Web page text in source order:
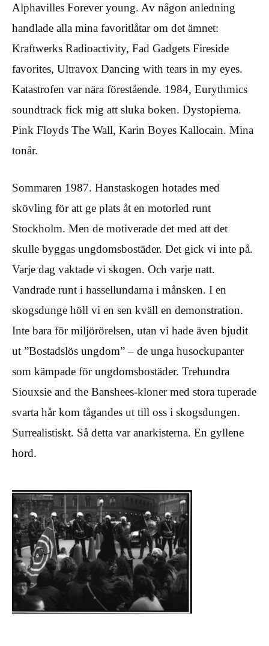
Alphavilles Forever young. Av någon anledning
handlade alla mina favoritlåtar om det ämnet:
Kraftwerks Radioactivity, Fad Gadgets Fireside
favorites, Ultravox Dancing with tears in my eyes.
Katastrofen var nära förestående. 1984, Eurythmics
soundtrack fick mig att sluka boken. Dystopierna.
Pink Floyds The Wall, Karin Boyes Kallocain. Mina
tonår.
Sommaren 1987. Hanstaskogen hotades med
skövling för att ge plats åt en motorled runt
Stockholm. Men de motiverade det med att det
skulle byggas ungdomsbostäder. Det gick vi inte på.
Varje dag vaktade vi skogen. Och varje natt.
Vandrade runt i hassellundarna i månsken. I en
skogsdunge höll vi en sen kväll en demonstration.
Inte bara för miljörörelsen, utan vi hade även bjudit
ut ”Bostadslös ungdom” – de unga husockupanter
som kämpade för ungdomsbostäder. Trehundra
Siouxsie and the Banshees-kloner med stora tuperade
svarta hår kom tågandes ut till oss i skogsdungen.
Surrealistiskt. Så detta var anarkisterna. En gyllene
hord.